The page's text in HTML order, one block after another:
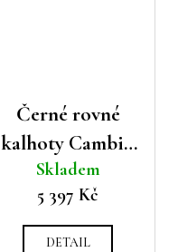
Černé rovné
kalhoty Cambio
Ava s gumou v
pase
Skladem
5 397 Kč
DETAIL